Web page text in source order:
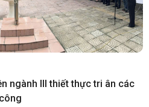
ngành III thiết thực tri ân các